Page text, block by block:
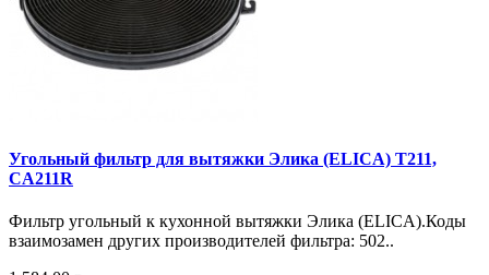
Угольный фильтр для вытяжки Элика (ELICA) T211,
CA211R
Фильтр угольный к кухонной вытяжки Элика (ELICA).Коды
взаимозамен других производителей фильтра: 502..